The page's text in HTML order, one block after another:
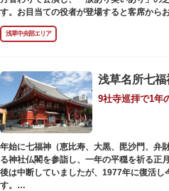
す。お目当ての役者が登場すると客席から
浅草中央部エリア
浅草名所七福
9社寺巡拝で1年
年始に七福神（恵比寿、大黒、毘沙門、弁
る神社仏閣を参詣し、一年の平穏を祈る正
後は中断していましたが、1977年に復活し
す。